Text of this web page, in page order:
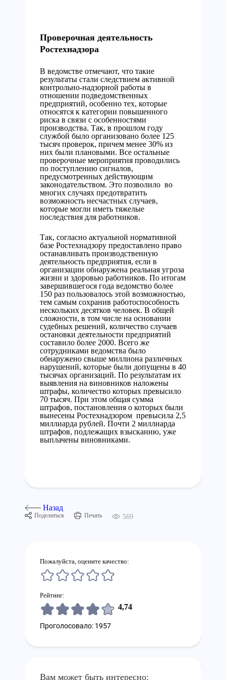
Проверочная деятельность
Ростехнадзора
В ведомстве отмечают, что такие
результаты стали следствием активной
контрольно-надзорной работы в
отношении подведомственных
предприятий, особенно тех, которые
относятся к категории повышенного
риска в связи с особенностями
производства. Так, в прошлом году
службой было организовано более 125
тысяч проверок, причем менее 30% из
них были плановыми. Все остальные
проверочные мероприятия проводились
по поступлению сигналов,
предусмотренных действующим
законодательством. Это позволило во
многих случаях предотвратить
возможность несчастных случаев,
которые могли иметь тяжелые
последствия для работников.
Так, согласно актуальной нормативной
базе Ростехнадзору предоставлено право
останавливать производственную
деятельность предприятия, если в
организации обнаружена реальная угроза
жизни и здоровью работников. По итогам
завершившегося года ведомство более
150 раз пользовалось этой возможностью,
тем самым сохранив работоспособность
нескольких десятков человек. В общей
сложности, в том числе на основании
судебных решений, количество случаев
остановки деятельности предприятий
составило более 2000. Всего же
сотрудниками ведомства было
обнаружено свыше миллиона различных
нарушений, которые были допущены в 40
тысячах организаций. По результатам их
выявления на виновников наложены
штрафы, количество которых превысило
70 тысяч. При этом общая сумма
штрафов, постановления о которых были
вынесены Ростехнадзором превысила 2,5
миллиарда рублей. Почти 2 миллиарда
штрафов, подлежащих взысканию, уже
выплачены виновниками.
Назад
Поделиться Печать 569
Пожалуйста, оцените качество:
Рейтинг:
4,74
Проголосовало: 1957
Вам может быть интересно: